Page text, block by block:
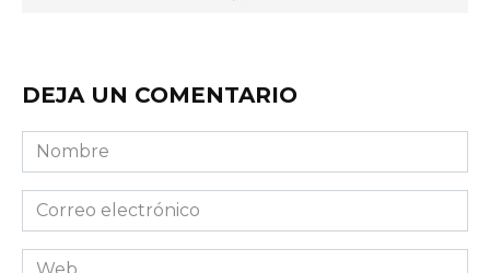
DEJA UN COMENTARIO
Nombre
Correo
electrónico
Web